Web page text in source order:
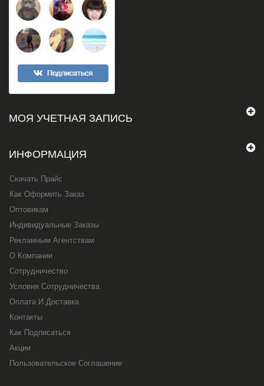
МОЯ УЧЕТНАЯ ЗАПИСЬ
ИНФОРМАЦИЯ
Скачать Прайс
Как Оформить Заказ
Оптовикам
Индивидуальные Заказы
Рекламным Агентствам
О Компании
Сотрудничество
Условия Сотрудничества
Оплата И Доставка
Контакты
Как Подписаться
Акции
Пользовательское Соглашение